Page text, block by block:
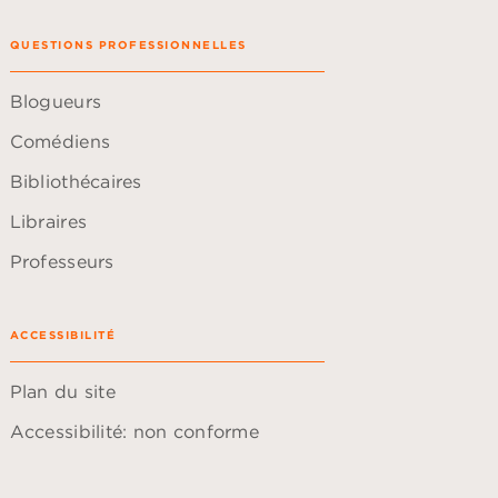
QUESTIONS PROFESSIONNELLES
Blogueurs
Comédiens
Bibliothécaires
Libraires
Professeurs
ACCESSIBILITÉ
Plan du site
Accessibilité: non conforme